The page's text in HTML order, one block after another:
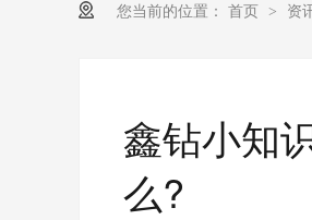
您当前的位置： 首页 > 资
鑫钻小知
么?